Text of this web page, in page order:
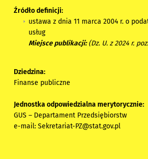
Źródło definicji:
ustawa z dnia 11 marca 2004 r. o
usług
Miejsce publikacji:(Dz. U. z 2024 r.
Dziedzina:
Finanse publiczne
Jednostka odpowiedzialna merytorycznie:
GUS – Departament Przedsiębiorstw
e-mail:Sekretariat-PZ@stat.gov.pl